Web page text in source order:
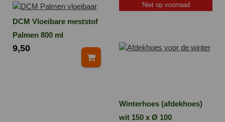
DCM Vloeibare meststof
Palmen 800 ml
9,50
Niet op voorraad
Winterhoes (afdekhoes)
wit 150 x Ø 100